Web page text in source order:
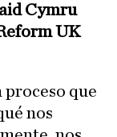
Cymru
UK
proceso que
nos